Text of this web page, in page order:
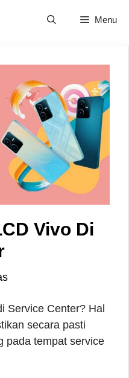
Menu
Vivo Di
Service Center? Hal
secara pasti
pada tempat service